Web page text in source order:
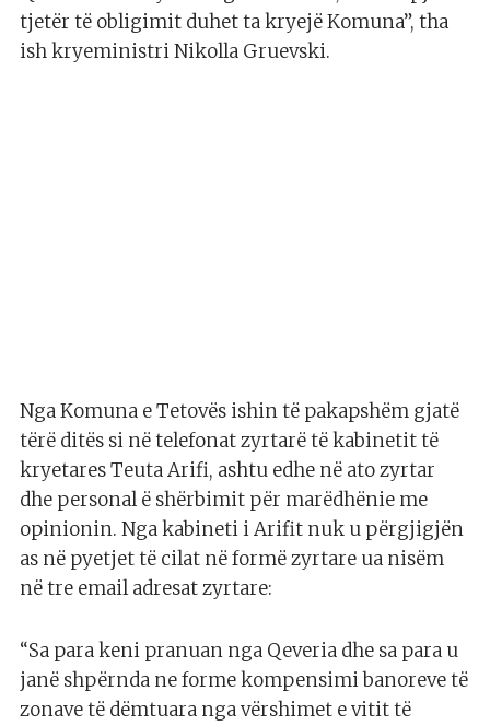
tjetër të obligimit duhet ta kryejë Komuna”, tha
ish kryeministri Nikolla Gruevski.
Nga Komuna e Tetovës ishin të pakapshëm gjatë
tërë ditës si në telefonat zyrtarë të kabinetit të
kryetares Teuta Arifi, ashtu edhe në ato zyrtar
dhe personal ë shërbimit për marëdhënie me
opinionin. Nga kabineti i Arifit nuk u përgjigjën
as në pyetjet të cilat në formë zyrtare ua nisëm
në tre email adresat zyrtare:
“Sa para keni pranuan nga Qeveria dhe sa para u
janë shpërnda ne forme kompensimi banoreve të
zonave të dëmtuara nga vërshimet e vitit të